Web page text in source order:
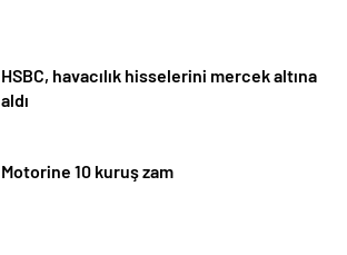
HSBC, havacılık hisselerini mercek altına
aldı
Motorine 10 kuruş zam